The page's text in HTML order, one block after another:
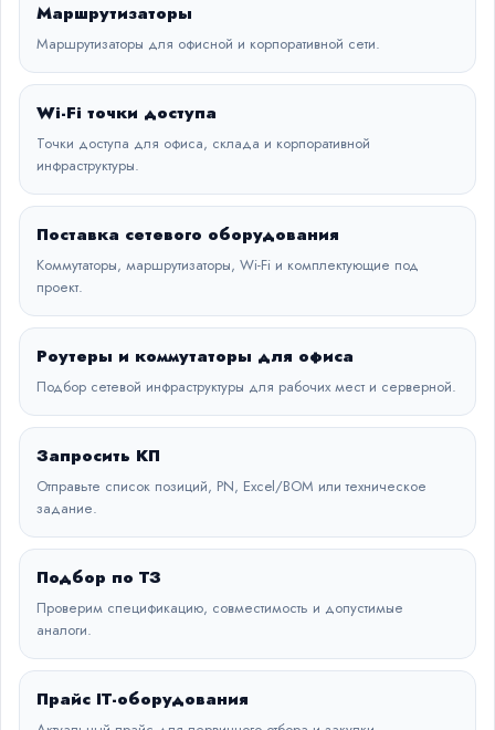
Маршрутизаторы
Маршрутизаторы для офисной и корпоративной сети.
Wi-Fi точки доступа
Точки доступа для офиса, склада и корпоративной
инфраструктуры.
Поставка сетевого оборудования
Коммутаторы, маршрутизаторы, Wi-Fi и комплектующие под
проект.
Роутеры и коммутаторы для офиса
Подбор сетевой инфраструктуры для рабочих мест и серверной.
Запросить КП
Отправьте список позиций, PN, Excel/BOM или техническое
задание.
Подбор по ТЗ
Проверим спецификацию, совместимость и допустимые
аналоги.
Прайс IT-оборудования